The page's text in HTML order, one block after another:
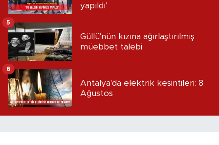
yapıldı’
Güllü'nün kızına ağırlaştırılmış
müebbet talebi
5
Antalya'da elektrik kesintileri: 8
Ağustos
6